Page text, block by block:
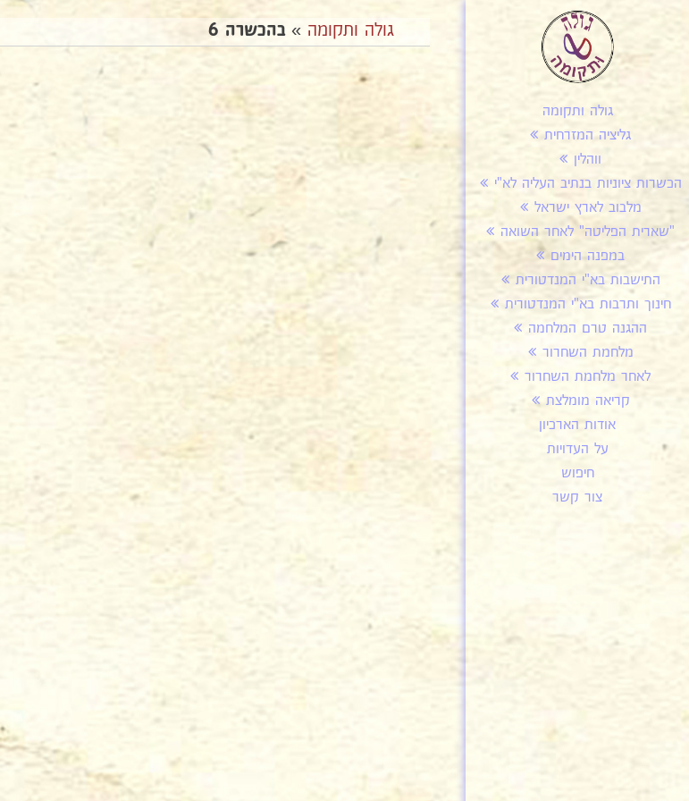
גולה ותקומה
גליציה המזרחית
ווהלין
הכשרות ציוניות בנתיב העליה לא"י
מלבוב לארץ ישראל
"שארית הפליטה" לאחר השואה
במפנה הימים
התישבות בא"י המנדטורית
חינוך ותרבות בא"י המנדטורית
ההגנה טרם המלחמה
מלחמת השחרור
לאחר מלחמת השחרור
קריאה מומלצת
אודות הארכיון
על העדויות
חיפוש
צור קשר
גולה ותקומה »בהכשרה 6